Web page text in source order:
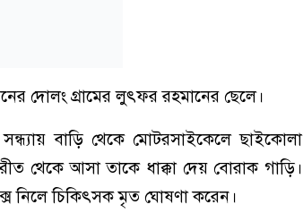
দোলং গ্রামের লুৎফর রহমানের ছেলে।
বাড়ি থেকে মোটরসাইকেলে ছাইকোলা
থেকে আসা তাকে ধাক্কা দেয় বোরাক গাড়ি।
নিলে চিকিৎসক মৃত ঘোষণা করেন।